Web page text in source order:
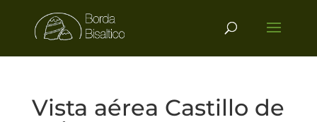
Vista aérea Castillo de